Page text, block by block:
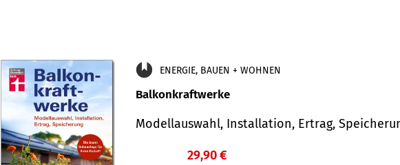
ENERGIE, BAUEN + WOHNEN
Balkonkraftwerke
Modellauswahl, Installation, Ertrag,
29,90 €